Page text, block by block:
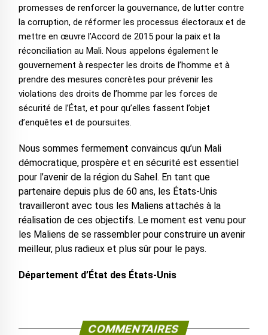
promesses de renforcer la gouvernance, de lutter contre
la corruption, de réformer les processus électoraux et de
mettre en œuvre l’Accord de 2015 pour la paix et la
réconciliation au Mali. Nous appelons également le
gouvernement à respecter les droits de l’homme et à
prendre des mesures concrètes pour prévenir les
violations des droits de l’homme par les forces de
sécurité de l’État, et pour qu’elles fassent l’objet
d’enquêtes et de poursuites.
Nous sommes fermement convaincus qu’un Mali
démocratique, prospère et en sécurité est essentiel
pour l’avenir de la région du Sahel. En tant que
partenaire depuis plus de 60 ans, les États-Unis
travailleront avec tous les Maliens attachés à la
réalisation de ces objectifs. Le moment est venu pour
les Maliens de se rassembler pour construire un avenir
meilleur, plus radieux et plus sûr pour le pays.
Département d’État des États-Unis
COMMENTAIRES